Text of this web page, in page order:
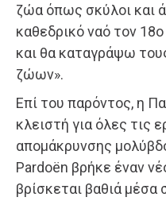
ζώα όπως σκύλοι και
καθεδρικό ναό τον
και θα καταγράψω
ζώων».
Επί του παρόντος, η
κλειστή για όλες τις
απομάκρυνσης
Pardoën βρήκε έναν
βρίσκεται βαθιά μέσα